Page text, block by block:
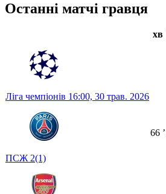
Останні матчі гравця
хв
Ліга чемпіонів 16:00, 30 трав. 2026
ПСЖ 2(1)
66 ʼ